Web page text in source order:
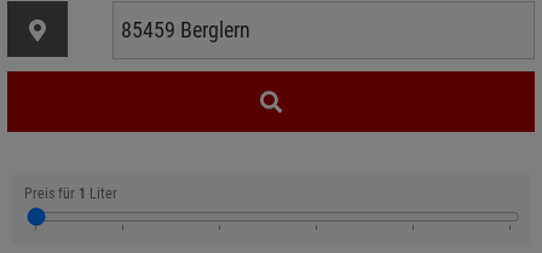
Preis für 1 Liter